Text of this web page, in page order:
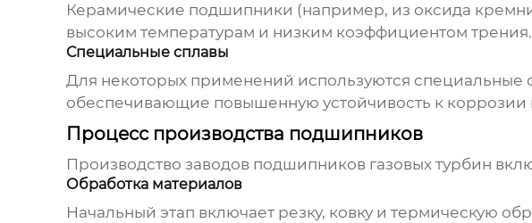
Керамические подшипники (например, из оксида
высоким температурам и низким коэффициентом
Специальные сплавы
Для некоторых применений используются специальные
обеспечивающие повышенную устойчивость к коррозии
Процесс производства подшипников
Производство заводов подшипников газовых турбин
Обработка материалов
Начальный этап включает резку, ковку и термическую